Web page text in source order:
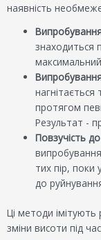
наявність
знаходиться
нагнітається
протягом
Результат -
Повзучість
тих пір, поки
до
Ці методи імітують
зміни висоти під